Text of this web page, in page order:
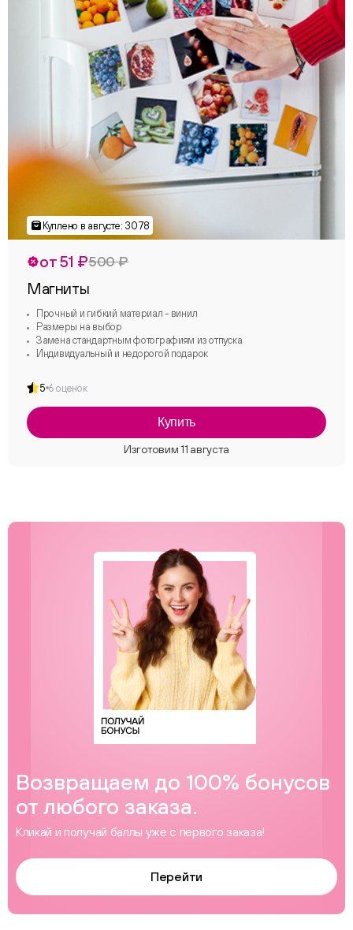
от 51 ₽500 ₽
Магниты
Прочный и гибкий материал - винил
Размеры на выбор
Замена стандартным фотографиям из отпуска
Индивидуальный и недорогой подарок
5 6 оценок
Купить
Возвращаем до 100% бонусов
от любого заказа.
Кликай и получай баллы уже с первого заказа!
Перейти